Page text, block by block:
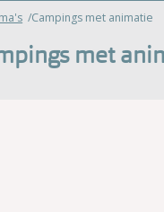
Campings met animatie
met